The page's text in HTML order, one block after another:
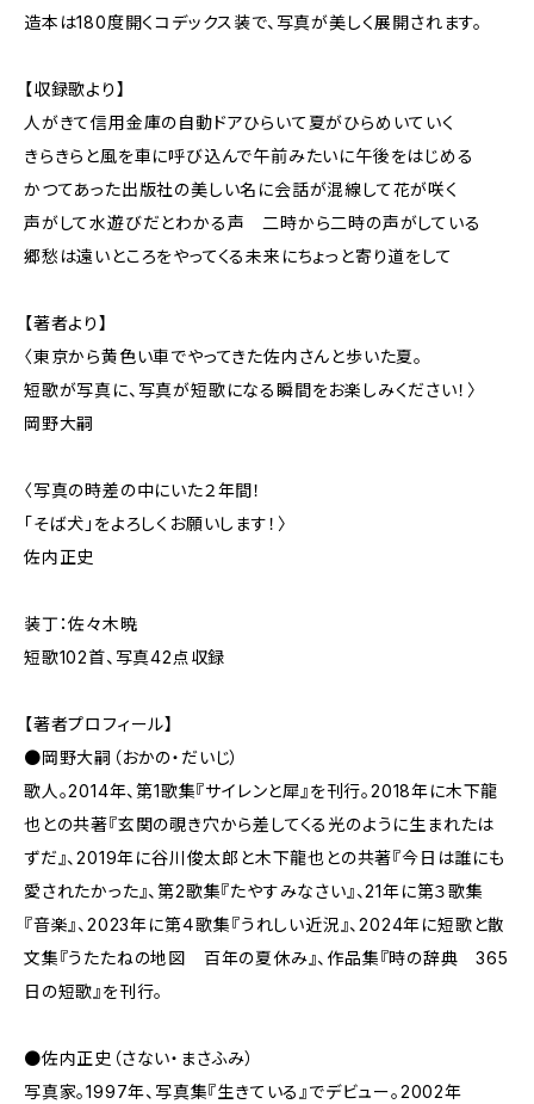
造本は180度開くコデックス装で、写真が美しく展開されます。
【収録歌より】
人がきて信用金庫の自動ドアひらいて夏がひらめいていく
きらきらと風を車に呼び込んで午前みたいに午後をはじめる
かつてあった出版社の美しい名に会話が混線して花が咲く
声がして水遊びだとわかる声 二時から二時の声がしている
郷愁は遠いところをやってくる未来にちょっと寄り道をして
【著者より】
〈東京から黄色い車でやってきた佐内さんと歩いた夏。
短歌が写真に、写真が短歌になる瞬間をお楽しみください！〉
岡野大嗣
〈写真の時差の中にいた２年間！
「そば犬」をよろしくお願いします！〉
佐内正史
装丁：佐々木暁
短歌102首、写真42点収録
【著者プロフィール】
●岡野大嗣（おかの・だいじ）
歌人。2014年、第1歌集『サイレンと犀』を刊行。2018年に木下龍
也との共著『玄関の覗き穴から差してくる光のように生まれたは
ずだ』、2019年に谷川俊太郎と木下龍也との共著『今日は誰にも
愛されたかった』、第2歌集『たやすみなさい』、21年に第３歌集
『音楽』、2023年に第４歌集『うれしい近況』、2024年に短歌と散
文集『うたたねの地図 百年の夏休み』、作品集『時の辞典 365
日の短歌』を刊行。
●佐内正史（さない・まさふみ）
写真家。1997年、写真集『生きている』でデビュー。2002年